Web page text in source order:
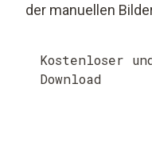
der manuellen
Kostenloser
Download